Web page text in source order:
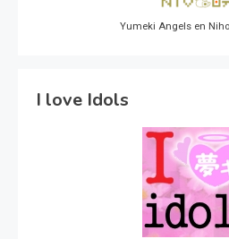
Yumeki Angels en
I love Idols